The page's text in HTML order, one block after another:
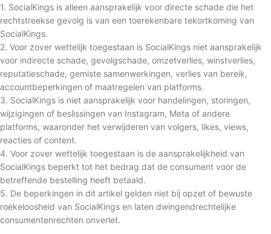
1. SocialKings is alleen aansprakelijk voor directe schade die het
rechtstreekse gevolg is van een toerekenbare tekortkoming van
SocialKings.
2. Voor zover wettelijk toegestaan is SocialKings niet aansprakelijk
voor indirecte schade, gevolgschade, omzetverlies, winstverlies,
reputatieschade, gemiste samenwerkingen, verlies van bereik,
accountbeperkingen of maatregelen van platforms.
3. SocialKings is niet aansprakelijk voor handelingen, storingen,
wijzigingen of beslissingen van Instagram, Meta of andere
platforms, waaronder het verwijderen van volgers, likes, views,
reacties of content.
4. Voor zover wettelijk toegestaan is de aansprakelijkheid van
SocialKings beperkt tot het bedrag dat de consument voor de
betreffende bestelling heeft betaald.
5. De beperkingen in dit artikel gelden niet bij opzet of bewuste
roekeloosheid van SocialKings en laten dwingendrechtelijke
consumentenrechten onverlet.